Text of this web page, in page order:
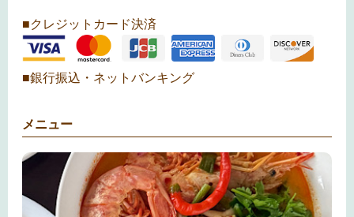
■クレジットカード決済
■銀行振込・ネットバンキング
メニュー